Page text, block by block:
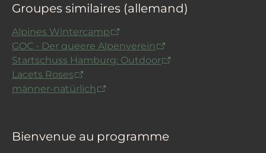
Groupes similaires (allemand)
Alpines Wintercamp
GOC - Der queere Alpenverein
Startschuss Hamburg: Outdoor
Lacets Roses
männer-natürlich
Bienvenue au programme